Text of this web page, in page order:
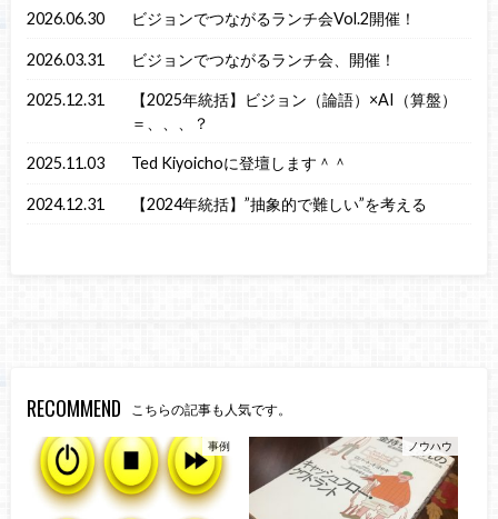
2026.06.30 ビジョンでつながるランチ会Vol.2開催！
2026.03.31 ビジョンでつながるランチ会、開催！
2025.12.31
【2025年統括】ビジョン（論語）×AI（算盤）
＝、、、？
2025.11.03 Ted Kiyoichoに登壇します＾＾
2024.12.31 【2024年統括】”抽象的で難しい”を考える
RECOMMEND こちらの記事も人気です。
事例 ノウハウ